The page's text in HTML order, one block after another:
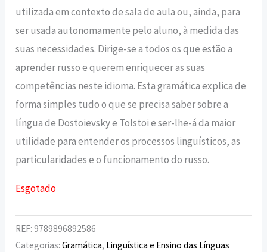
utilizada em contexto de sala de aula ou, ainda, para
ser usada autonomamente pelo aluno, à medida das
suas necessidades. Dirige-se a todos os que estão a
aprender russo e querem enriquecer as suas
competências neste idioma. Esta gramática explica de
forma simples tudo o que se precisa saber sobre a
língua de Dostoievsky e Tolstoi e ser-lhe-á da maior
utilidade para entender os processos linguísticos, as
particularidades e o funcionamento do russo.
Esgotado
REF:9789896892586
Categorias:Gramática, Linguística e Ensino das Línguas